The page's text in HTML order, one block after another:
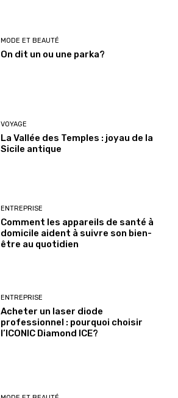
MODE ET BEAUTÉ
On dit un ou une parka?
VOYAGE
La Vallée des Temples : joyau de la
Sicile antique
ENTREPRISE
Comment les appareils de santé à
domicile aident à suivre son bien-
être au quotidien
ENTREPRISE
Acheter un laser diode
professionnel : pourquoi choisir
l’ICONIC Diamond ICE?